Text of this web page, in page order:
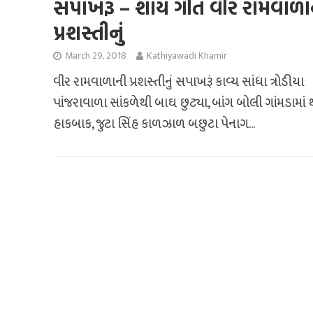
સપાખરૂં – શૌર્ય ગીત વીર
પ્રશસ્તીનું
March 29, 2018 Kathiyawadi Khamir
વીર રામવાળાની પ્રશસ્તીનું સપાખરૂં કાવ્ય સાંધા ત્રોડીયા
પાંજરાવાળા સાંકળેથી બાઘ છુટ્યા, બાંગ બોલી
હાકબાક, જુટા સિંહ કાળઝાળ બછુટા પેનાગ...